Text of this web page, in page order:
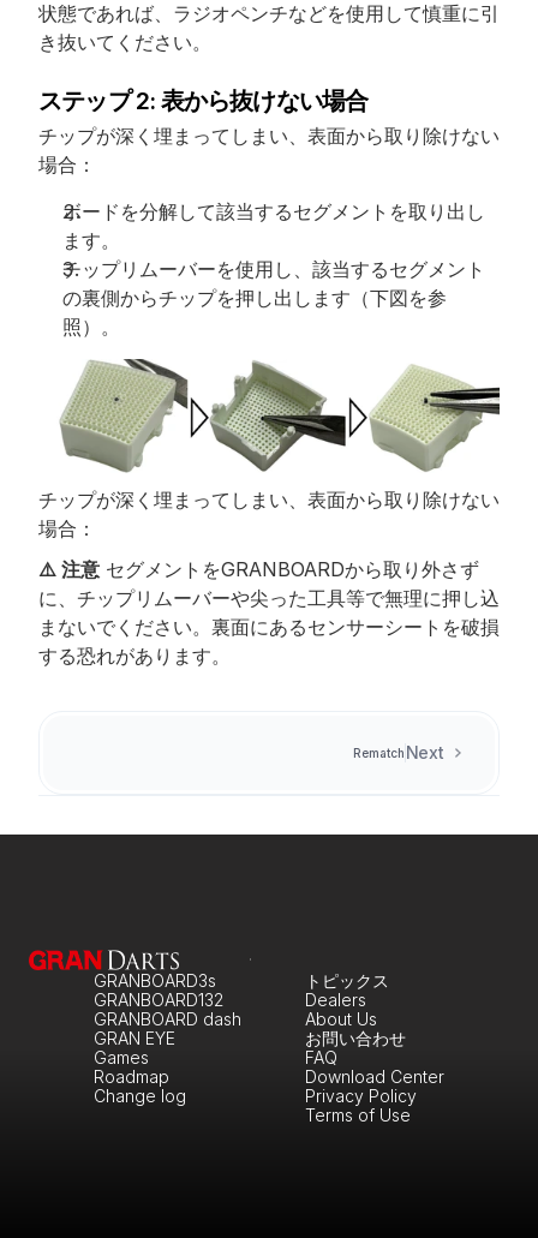
状態であれば、ラジオペンチなどを使用して慎重に引
き抜いてください。
ステップ 2: 表から抜けない場合
チップが深く埋まってしまい、表面から取り除けない
場合：
ボードを分解して該当するセグメントを取り出し
ます。
チップリムーバーを使用し、該当するセグメント
の裏側からチップを押し出します（下図を参
照）。
チップが深く埋まってしまい、表面から取り除けない
場合：
⚠️ 注意 セグメントをGRANBOARDから取り外さず
に、チップリムーバーや尖った工具等で無理に押し込
まないでください。裏面にあるセンサーシートを破損
する恐れがあります。
Next
Rematch
GRANBOARD3s
GRANBOARD132
GRANBOARD dash
GRAN EYE
Games
Roadmap
Change log
About Us
トピックス
Dealers
お問い合わせ
FAQ
Download Center
Privacy Policy
Terms of Use